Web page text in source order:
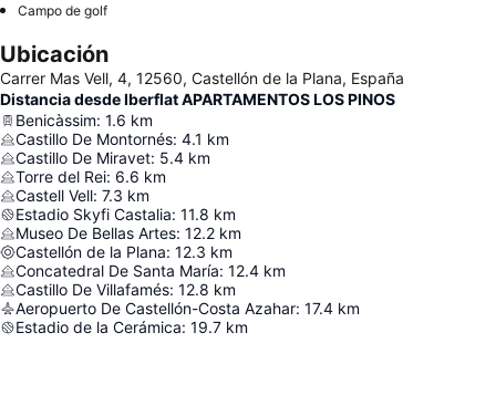
Campo de golf
Ubicación
Carrer Mas Vell, 4, 12560, Castellón de la Plana, España
Distancia desde Iberflat APARTAMENTOS LOS PINOS
Benicàssim: 1.6 km
Castillo De Montornés: 4.1 km
Castillo De Miravet: 5.4 km
Torre del Rei: 6.6 km
Castell Vell: 7.3 km
Estadio Skyfi Castalia: 11.8 km
Museo De Bellas Artes: 12.2 km
Castellón de la Plana: 12.3 km
Concatedral De Santa María: 12.4 km
Castillo De Villafamés: 12.8 km
Aeropuerto De Castellón-Costa Azahar: 17.4 km
Estadio de la Cerámica: 19.7 km